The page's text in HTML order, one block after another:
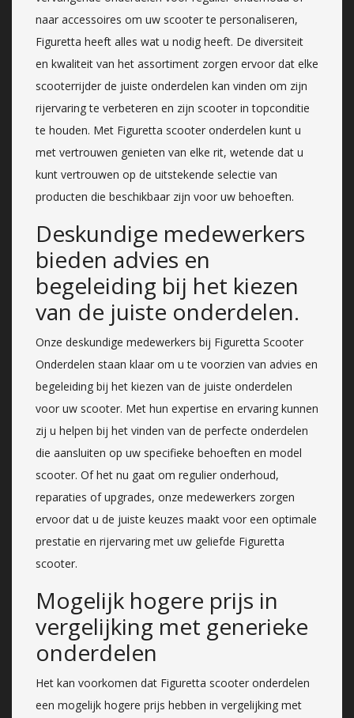
naar accessoires om uw scooter te personaliseren,
Figuretta heeft alles wat u nodig heeft. De diversiteit
en kwaliteit van het assortiment zorgen ervoor dat elke
scooterrijder de juiste onderdelen kan vinden om zijn
rijervaring te verbeteren en zijn scooter in topconditie
te houden. Met Figuretta scooter onderdelen kunt u
met vertrouwen genieten van elke rit, wetende dat u
kunt vertrouwen op de uitstekende selectie van
producten die beschikbaar zijn voor uw behoeften.
Deskundige medewerkers
bieden advies en
begeleiding bij het kiezen
van de juiste onderdelen.
Onze deskundige medewerkers bij Figuretta Scooter
Onderdelen staan klaar om u te voorzien van advies en
begeleiding bij het kiezen van de juiste onderdelen
voor uw scooter. Met hun expertise en ervaring kunnen
zij u helpen bij het vinden van de perfecte onderdelen
die aansluiten op uw specifieke behoeften en model
scooter. Of het nu gaat om regulier onderhoud,
reparaties of upgrades, onze medewerkers zorgen
ervoor dat u de juiste keuzes maakt voor een optimale
prestatie en rijervaring met uw geliefde Figuretta
scooter.
Mogelijk hogere prijs in
vergelijking met generieke
onderdelen
Het kan voorkomen dat Figuretta scooter onderdelen
een mogelijk hogere prijs hebben in vergelijking met